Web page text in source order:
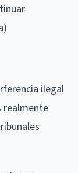
ilegal
realmente